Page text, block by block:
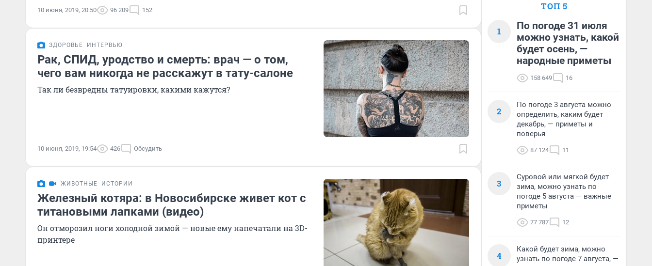
10 июня, 2019, 20:50 96 209 152
ЗДОРОВЬЕ ИНТЕРВЬЮ
Рак, СПИД, уродство и смерть: врач — о том,
чего вам никогда не расскажут в тату-салоне
Так ли безвредны татуировки, какими кажутся?
10 июня, 2019, 19:54 426 Обсудить
ЖИВОТНЫЕ ИСТОРИИ
Железный котяра: в Новосибирске живет кот с
титановыми лапками (видео)
Он отморозил ноги холодной зимой — новые ему напечатали на 3D-
принтере
ТОП 5
1
По погоде 31 июля
можно узнать, какой
будет осень, —
народные приметы
158 649 16
2
По погоде 3 августа можно
определить, каким будет
декабрь, — приметы и
поверья
87 124 11
3
Суровой или мягкой будет
зима, можно узнать по
погоде 5 августа — важные
приметы
77 787 12
4
Какой будет зима, можно
узнать по погоде 7 августа, —